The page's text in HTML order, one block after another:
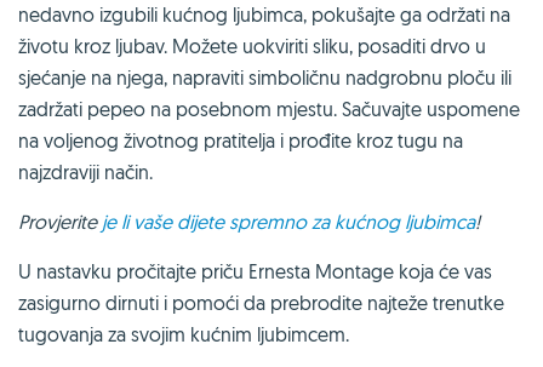
nedavno izgubili kućnog ljubimca, pokušajte ga održati na
životu kroz ljubav. Možete uokviriti sliku, posaditi drvo u
sjećanje na njega, napraviti simboličnu nadgrobnu ploču ili
zadržati pepeo na posebnom mjestu. Sačuvajte uspomene
na voljenog životnog pratitelja i prođite kroz tugu na
najzdraviji način.
Provjerite je li vaše dijete spremno za kućnog ljubimca!
U nastavku pročitajte priču Ernesta Montage koja će vas
zasigurno dirnuti i pomoći da prebrodite najteže trenutke
tugovanja za svojim kućnim ljubimcem.